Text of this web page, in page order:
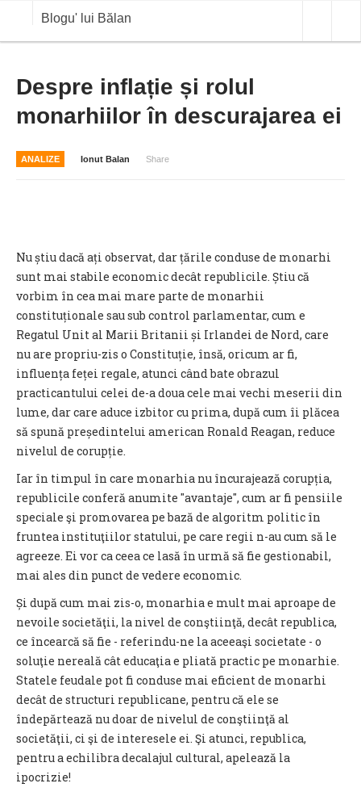
Blogu' lui Bălan
ANALIZE
COTATII BVB
Despre inflație și rolul
monarhiilor în descurajarea ei
ANALIZE Ionut Balan Share
Nu știu dacă ați observat, dar țările conduse de monarhi
sunt mai stabile economic decât republicile. Știu că
vorbim în cea mai mare parte de monarhii
constituționale sau sub control parlamentar, cum e
Regatul Unit al Marii Britanii și Irlandei de Nord, care
nu are propriu-zis o Constituție, însă, oricum ar fi,
influența feței regale, atunci când bate obrazul
practicantului celei de-a doua cele mai vechi meserii din
lume, dar care aduce izbitor cu prima, după cum îi plăcea
să spună președintelui american Ronald Reagan, reduce
nivelul de corupție.
Iar în timpul în care monarhia nu încurajează corupția,
republicile conferă anumite "avantaje", cum ar fi pensiile
speciale şi promovarea pe bază de algoritm politic în
fruntea instituţiilor statului, pe care regii n-au cum să le
agreeze. Ei vor ca ceea ce lasă în urmă să fie gestionabil,
mai ales din punct de vedere economic.
Și după cum mai zis-o, monarhia e mult mai aproape de
nevoile societăţii, la nivel de conştiinţă, decât republica,
ce încearcă să fie - referindu-ne la aceeaşi societate - o
soluţie nereală cât educaţia e pliată practic pe monarhie.
Statele feudale pot fi conduse mai eficient de monarhi
decât de structuri republicane, pentru că ele se
îndepărtează nu doar de nivelul de conştiinţă al
societăţii, ci şi de interesele ei. Şi atunci, republica,
pentru a echilibra decalajul cultural, apelează la
ipocrizie!